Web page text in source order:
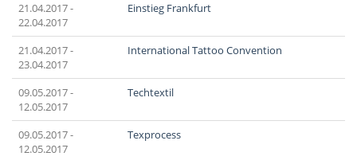
21.04.2017 -
22.04.2017
Einstieg Frankfurt
21.04.2017 -
23.04.2017
International Tattoo Convention
09.05.2017 -
12.05.2017
Techtextil
09.05.2017 -
12.05.2017
Texprocess